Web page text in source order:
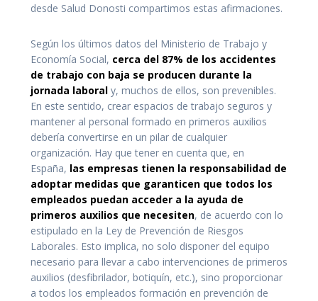
desde Salud Donosti compartimos estas afirmaciones.
Según los últimos datos del Ministerio de Trabajo y
Economía Social, cerca del 87% de los accidentes
de trabajo con baja se producen durante la
jornada laboral y, muchos de ellos, son prevenibles.
En este sentido, crear espacios de trabajo seguros y
mantener al personal formado en primeros auxilios
debería convertirse en un pilar de cualquier
organización. Hay que tener en cuenta que, en
España, las empresas tienen la responsabilidad de
adoptar medidas que garanticen que todos los
empleados puedan acceder a la ayuda de
primeros auxilios que necesiten, de acuerdo con lo
estipulado en la Ley de Prevención de Riesgos
Laborales. Esto implica, no solo disponer del equipo
necesario para llevar a cabo intervenciones de primeros
auxilios (desfibrilador, botiquín, etc.), sino proporcionar
a todos los empleados formación en prevención de